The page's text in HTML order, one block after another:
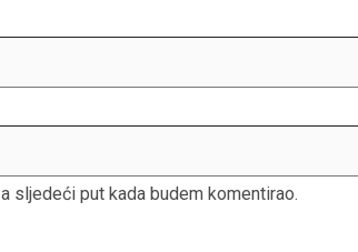
sljedeći put kada budem komentirao.